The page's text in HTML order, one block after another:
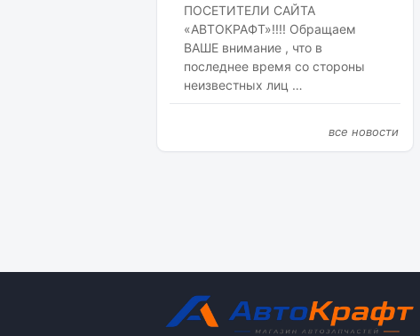
ПОСЕТИТЕЛИ САЙТА
«АВТОКРАФТ»!!!! Обращаем
ВАШЕ внимание , что в
последнее время со стороны
неизвестных лиц …
все новости